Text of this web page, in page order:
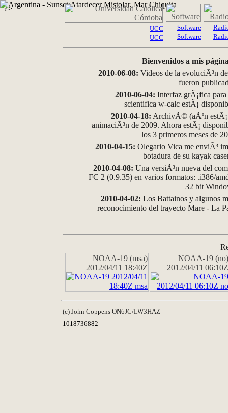
?>
UCC
UCC
Software
Software
Bienvenidos a mis
2010-06-08: Videos de la evoluciÃ³n
fueron
2010-06-04: Interfaz grÃ¡fica
scientifica w-calc estÃ¡
2010-04-18: ArchivÃ© (aÃºn
animaciÃ³n de 2009. Ahora estÃ¡
los 3 primeros meses de
2010-04-15: Olegario Vica me enviÃ³
botadura de su kayak
2010-04-08: Una versiÃ³n nueva del
FC 2 (0.9.35) en varios formatos: .i386/
32 bit
2010-04-02: Los Battainos y algunos
reconocimiento del trayecto Mare - La
NOAA-19 (msa)
2012/04/11 18:40Z
NOAA-19 (no)
2012/04/11 06:10Z
(c) John Coppens ON6JC/LW3HAZ
1018736882